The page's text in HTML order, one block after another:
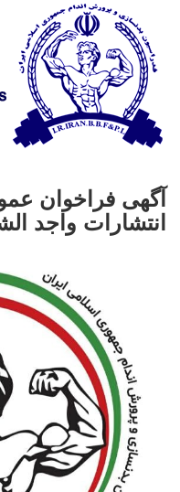
آگهی فراخوان
انتشارات واجد